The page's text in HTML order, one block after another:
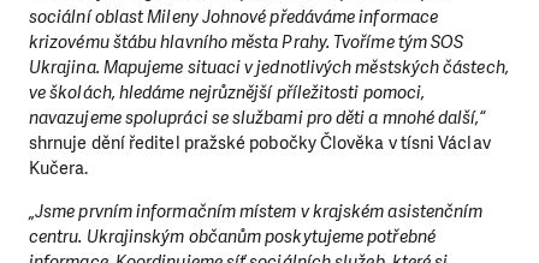
sociální oblast Mileny Johnové předáváme informace
krizovému štábu hlavního města Prahy. Tvoříme tým SOS
Ukrajina. Mapujeme situaci v jednotlivých městských částech,
ve školách, hledáme nejrůznější příležitosti pomoci,
navazujeme spolupráci se službami pro děti a mnohé další,“
shrnuje dění ředitel pražské pobočky Člověka v tísni Václav
Kučera.
„Jsme prvním informačním místem v krajském asistenčním
centru. Ukrajinským občanům poskytujeme potřebné